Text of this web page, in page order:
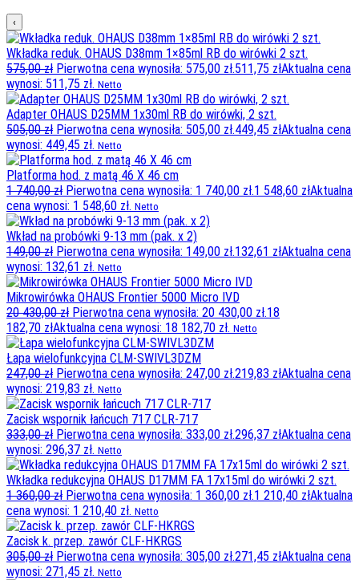
‹
Wkładka reduk. OHAUS D38mm 1×85ml RB do wirówki 2 szt.
575,00zł Pierwotna cena wynosiła: 575,00 zł.511,75 złAktualna cena
wynosi: 511,75 zł. Netto
Adapter OHAUS D25MM 1x30ml RB do wirówki, 2 szt.
505,00zł Pierwotna cena wynosiła: 505,00 zł.449,45 złAktualna cena
wynosi: 449,45 zł. Netto
Platforma hod. z matą 46 X 46 cm
1 740,00zł Pierwotna cena wynosiła: 1 740,00 zł.1 548,60 złAktualna
cena wynosi: 1 548,60 zł. Netto
Wkład na probówki 9-13 mm (pak. x 2)
149,00zł Pierwotna cena wynosiła: 149,00 zł.132,61 złAktualna cena
wynosi: 132,61 zł. Netto
Mikrowirówka OHAUS Frontier 5000 Micro IVD
20 430,00zł Pierwotna cena wynosiła: 20 430,00 zł.18
182,70 złAktualna cena wynosi: 18 182,70 zł. Netto
Łapa wielofunkcyjna CLM-SWIVL3DZM
247,00zł Pierwotna cena wynosiła: 247,00 zł.219,83 złAktualna cena
wynosi: 219,83 zł. Netto
Zacisk wspornik łańcuch 717 CLR-717
333,00zł Pierwotna cena wynosiła: 333,00 zł.296,37 złAktualna cena
wynosi: 296,37 zł. Netto
Wkładka redukcyjna OHAUS D17MM FA 17x15ml do wirówki 2 szt.
1 360,00zł Pierwotna cena wynosiła: 1 360,00 zł.1 210,40 złAktualna
cena wynosi: 1 210,40 zł. Netto
Zacisk k. przep. zawór CLF-HKRGS
305,00zł Pierwotna cena wynosiła: 305,00 zł.271,45 złAktualna cena
wynosi: 271,45 zł. Netto